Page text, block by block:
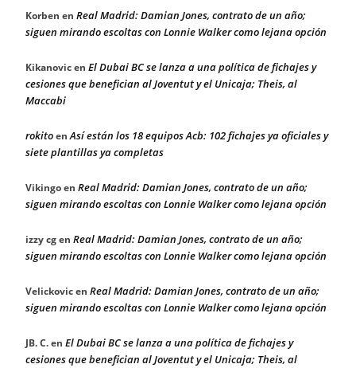
Korben en Real Madrid: Damian Jones, contrato de un año;
siguen mirando escoltas con Lonnie Walker como lejana opción
Kikanovicen El Dubai BC se lanza a una política de fichajes y
cesiones que benefician al Joventut y el Unicaja; Theis, al
Maccabi
rokitoenAsí están los 18 equipos Acb: 102 fichajes ya oficiales y
siete plantillas ya completas
Vikingoen Real Madrid: Damian Jones, contrato de un año;
siguen mirando escoltas con Lonnie Walker como lejana opción
izzy cgen Real Madrid: Damian Jones, contrato de un año;
siguen mirando escoltas con Lonnie Walker como lejana opción
Velickovicen Real Madrid: Damian Jones, contrato de un año;
siguen mirando escoltas con Lonnie Walker como lejana opción
JB. C.en El Dubai BC se lanza a una política de fichajes y
cesiones que benefician al Joventut y el Unicaja; Theis, al